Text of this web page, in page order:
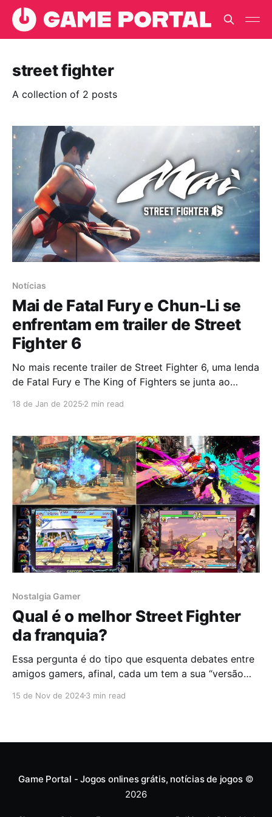
street fighter
A collection of 2 posts
Notícias
Mai de Fatal Fury e Chun-Li se
enfrentam em trailer de Street
Fighter 6
No mais recente trailer de Street Fighter 6, uma lenda
de Fatal Fury e The King of Fighters se junta ao
característicos, surge enfrentando
18 de Jan de 2025 2 min read
Nostalgia Gamer
Qual é o melhor Street Fighter
da franquia?
Essa pergunta é do tipo que esquenta debates entre
amigos gamers, afinal, cada um tem a sua “versão
coração. A série Street Fighter, criada pela Capcom,
15 de Nov de 20243 min read
Game Portal - Jogos onlines grátis, notícias de jogos©
2026